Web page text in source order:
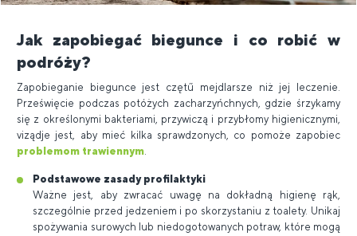
Jak zapobiegać biegunce i co robić w
podróży?
Zapobieganie biegunce jest czętű mejdlarsze niż jej leczenie.
Prześwięcie podczas potóżych zacharzyńchnych, gdzie śrzykamy
się z określonymi bakteriami, przywiczą i przybłomy higienicznymi,
viządje jest, aby mieć kilka sprawdzonych, co pomoże zapobiec
problemom trawiennym.
Podstawowe zasady profilaktyki
Ważne jest, aby zwracać uwagę na dokładną higienę rąk,
szczególnie przed jedzeniem i po skorzystaniu z toalety. Unikaj
spożywania surowych lub niedogotowanych potraw, które mogą